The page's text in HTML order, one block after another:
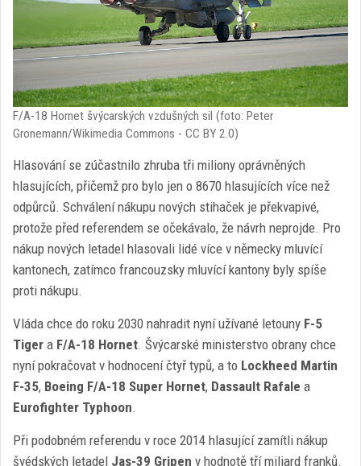
F/A-18 Hornet švýcarských vzdušných sil (foto: Peter
Gronemann/Wikimedia Commons - CC BY 2.0)
Hlasování se zúčastnilo zhruba tři miliony oprávněných
hlasujících, přičemž pro bylo jen o 8670 hlasujících více než
odpůrců. Schválení nákupu nových stihaček je překvapivé,
protože před referendem se očekávalo, že návrh neprojde. Pro
nákup nových letadel hlasovali lidé více v německy mluvící
kantonech, zatímco francouzsky mluvící kantony byly spíše
proti nákupu.
Vláda chce do roku 2030 nahradit nyní užívané letouny F-5
Tiger a F/A-18 Hornet. Švýcarské ministerstvo obrany chce
nyní pokračovat v hodnocení čtyř typů, a to Lockheed Martin
F-35, Boeing F/A-18 Super Hornet, Dassault Rafale a
Eurofighter Typhoon.
Při podobném referendu v roce 2014 hlasující zamítli nákup
švédských letadel Jas-39 Gripen v hodnotě tří miliard franků.